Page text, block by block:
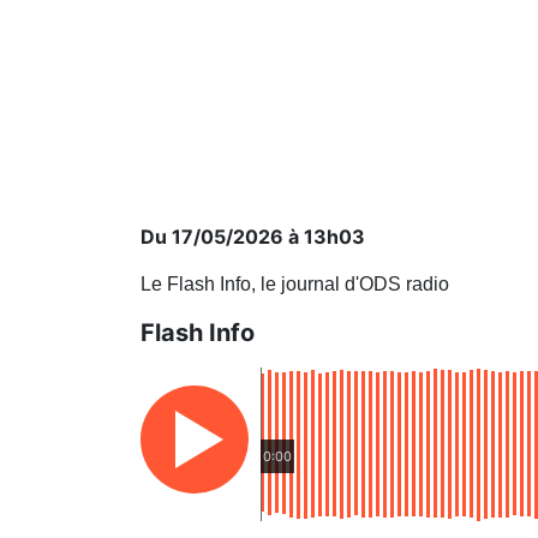
Du 17/05/2026 à 13h03
Le Flash Info, le journal d'ODS radio
Flash Info
0:00